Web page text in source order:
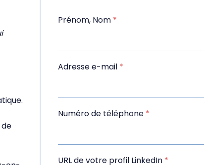
Prénom, Nom *
Adresse e-mail *
Numéro de téléphone *
URL de votre profil LinkedIn *